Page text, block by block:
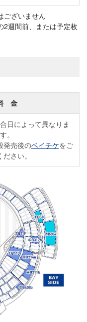
ございません
2週間前、または予定枚
金
日によって異なりま
す。
発売後のベイチケをご
さい。